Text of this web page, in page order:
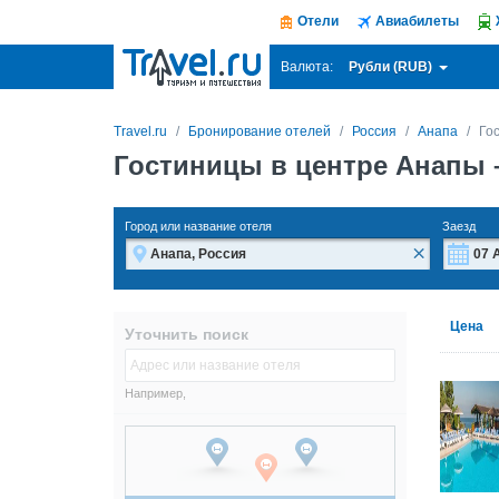
Отели Авиабилеты
Валюта: Рубли (RUB)
Travel.ru Бронирование отелей Россия Анапа
Гостиницы в центре Анапы
Город или название отеля
×
Заезд
10
17
10
17
Уточнить поиск
Например,
Цена